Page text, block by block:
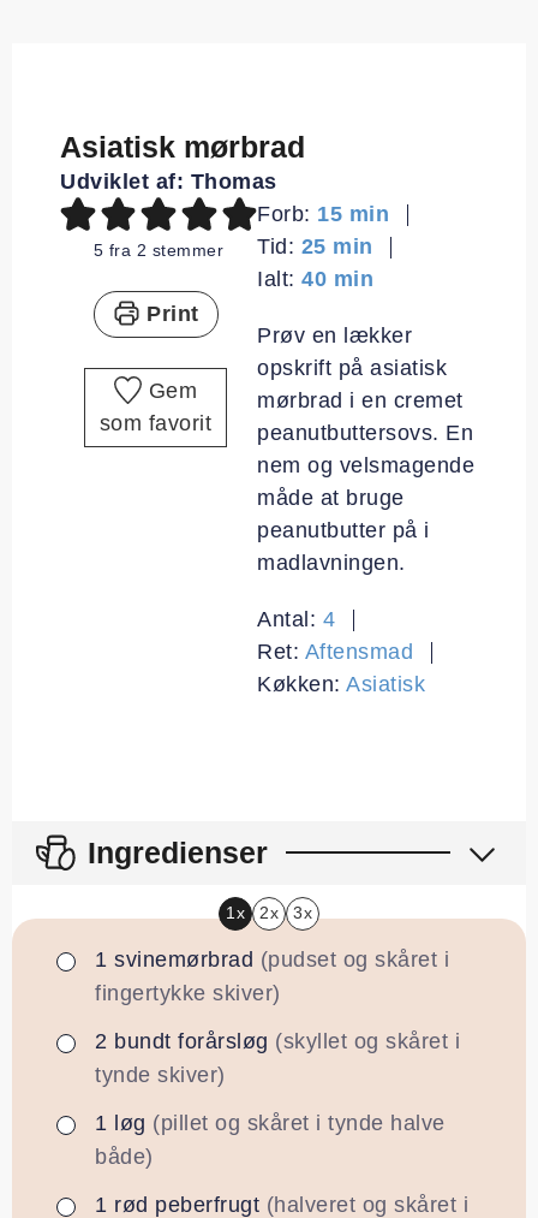
Asiatisk mørbrad
Udviklet af: Thomas
5 fra 2 stemmer
Print
Gem
som favorit
Forb: 15minutter
min
Tid: 25minutter
min
Ialt:40minutter
min
Prøv en lækker
opskrift på asiatisk
mørbrad i en cremet
peanutbuttersovs. En
nem og velsmagende
måde at bruge
peanutbutter på i
madlavningen.
Antal: 4
Ret: Aftensmad
Køkken:Asiatisk
Ingredienser
1x 2x 3x
▢
1 svinemørbrad (pudset og skåret i
fingertykke skiver)
▢
2 bundt forårsløg (skyllet og skåret i
tynde skiver)
▢
1 løg (pillet og skåret i tynde halve
både)
▢
1 rød peberfrugt (halveret og skåret i